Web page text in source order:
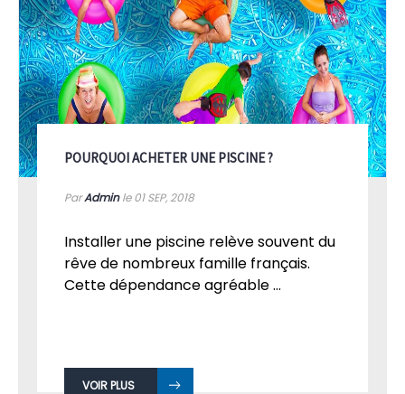
POURQUOI ACHETER UNE PISCINE ?
ParAdminle 01SEP, 2018
Installer une piscine relève souvent du
rêve de nombreux famille français.
Cette dépendance agréable ...
VOIR PLUS